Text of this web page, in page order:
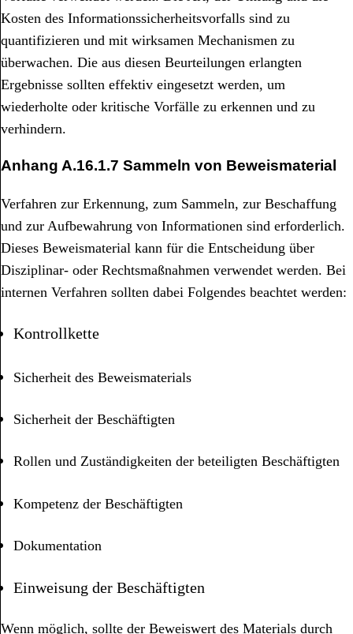
Kosten des Informationssicherheitsvorfalls sind zu
quantifizieren und mit wirksamen Mechanismen zu
überwachen. Die aus diesen Beurteilungen erlangten
Ergebnisse sollten effektiv eingesetzt werden, um
wiederholte oder kritische Vorfälle zu erkennen und zu
verhindern.
Anhang A.16.1.7 Sammeln von Beweismaterial
Verfahren zur Erkennung, zum Sammeln, zur Beschaffung
und zur Aufbewahrung von Informationen sind erforderlich.
Dieses Beweismaterial kann für die Entscheidung über
Disziplinar- oder Rechtsmaßnahmen verwendet werden. Bei
internen Verfahren sollten dabei Folgendes beachtet werden:
Kontrollkette
Sicherheit des Beweismaterials
Sicherheit der Beschäftigten
Rollen und Zuständigkeiten der beteiligten Beschäftigten
Kompetenz der Beschäftigten
Dokumentation
Einweisung der Beschäftigten
Wenn möglich, sollte der Beweiswert des Materials durch